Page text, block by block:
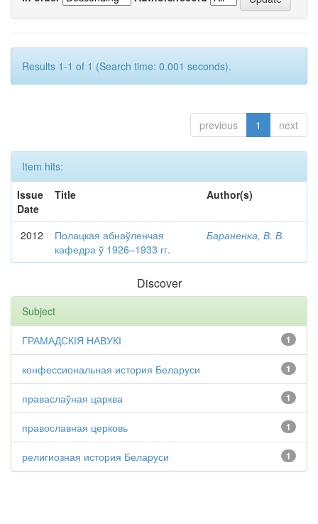
Results 1-1 of 1 (Search time: 0.001 seconds).
previous 1 next
Item hits:
Issue
Date
Title Author(s)
2012
Полацкая абнаўленчая
кафедра ў 1926–1933 гг.
Бараненка, В. В.
Discover
Subject
1
ГРАМАДСКІЯ НАВУКІ
1
конфессиональная история Беларуси
1
праваслаўная царква
1
православная церковь
1
религиозная история Беларуси